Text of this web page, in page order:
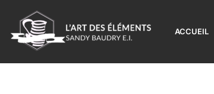
contenu
ACCUEIL